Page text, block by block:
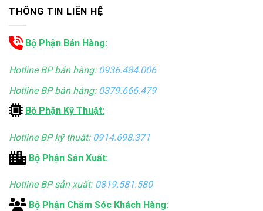
THÔNG TIN LIÊN HỆ
Bộ Phận Bán Hàng:
Hotline BP bán hàng: 0936.484.006
Hotline BP bán hàng: 0379.666.479
Bộ Phận Kỹ Thuật:
Hotline BP kỹ thuật: 0914.698.371
Bộ Phận Sản Xuất:
Hotline BP sản xuất: 0819.581.580
Bộ Phận Chăm Sóc Khách Hàng: